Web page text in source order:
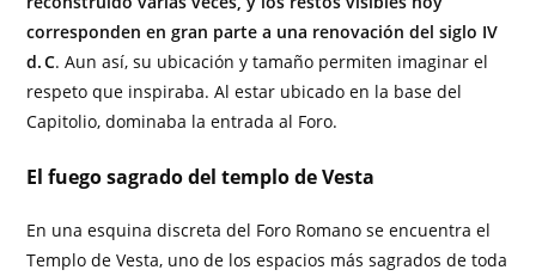
corresponden en gran parte a una renovación del siglo IV
d. C. Aun así, su ubicación y tamaño permiten imaginar el
respeto que inspiraba. Al estar ubicado en la base del
Capitolio, dominaba la entrada al Foro.
El fuego sagrado del templo de Vesta
En una esquina discreta del Foro Romano se encuentra el
Templo de Vesta, uno de los espacios más sagrados de toda